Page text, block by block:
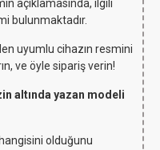
açıklamasında, ilgili
bulunmaktadır.
uyumlu cihazın resmini
ve öyle sipariş verin!
altında yazan modeli
olduğunu